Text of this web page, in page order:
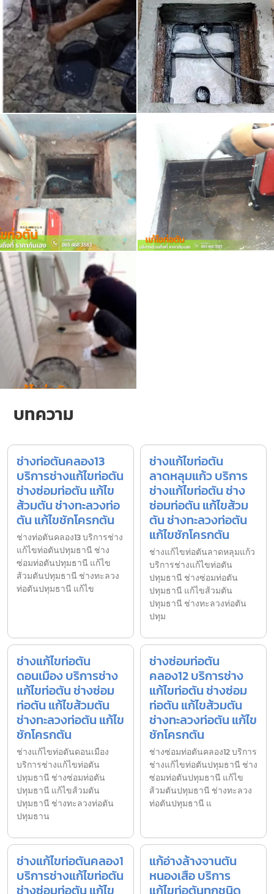
บทความ
ช่างท่อตันคลอง13
บริการช่างแก้ไขท่อตัน
ช่างซ่อมท่อตัน แก้ไข
ส้วมตัน ช่างทะลวงท่อ
ตัน แก้ไขชักโครกตัน
ช่างท่อตันคลอง13 บริการช่าง
แก้ไขท่อตันปทุมธานี ช่าง
ซ่อมท่อตันปทุมธานี แก้ไข
ส้วมตันปทุมธานี ช่างทะลวง
ท่อตันปทุมธานี แก้ไข
ช่างแก้ไขท่อตัน
ลาดหลุมแก้ว บริการ
ช่างแก้ไขท่อตัน ช่าง
ซ่อมท่อตัน แก้ไขส้วม
ตัน ช่างทะลวงท่อตัน
แก้ไขชักโครกตัน
ช่างแก้ไขท่อตันลาดหลุมแก้ว
บริการช่างแก้ไขท่อตัน
ปทุมธานี ช่างซ่อมท่อตัน
ปทุมธานี แก้ไขส้วมตัน
ปทุมธานี ช่างทะลวงท่อตัน
ปทุม
ช่างแก้ไขท่อตัน
ดอนเมือง บริการช่าง
แก้ไขท่อตัน ช่างซ่อม
ท่อตัน แก้ไขส้วมตัน
ช่างทะลวงท่อตัน แก้ไข
ชักโครกตัน
ช่างแก้ไขท่อตันดอนเมือง
บริการช่างแก้ไขท่อตัน
ปทุมธานี ช่างซ่อมท่อตัน
ปทุมธานี แก้ไขส้วมตัน
ปทุมธานี ช่างทะลวงท่อตัน
ปทุมธาน
ช่างซ่อมท่อตัน
คลอง12 บริการช่าง
แก้ไขท่อตัน ช่างซ่อม
ท่อตัน แก้ไขส้วมตัน
ช่างทะลวงท่อตัน แก้ไข
ชักโครกตัน
ช่างซ่อมท่อตันคลอง12 บริการ
ช่างแก้ไขท่อตันปทุมธานี ช่าง
ซ่อมท่อตันปทุมธานี แก้ไข
ส้วมตันปทุมธานี ช่างทะลวง
ท่อตันปทุมธานี แ
ช่างแก้ไขท่อตันคลอง1
บริการช่างแก้ไขท่อตัน
แก้อ่างล้างจานตัน
หนองเสือ บริการ